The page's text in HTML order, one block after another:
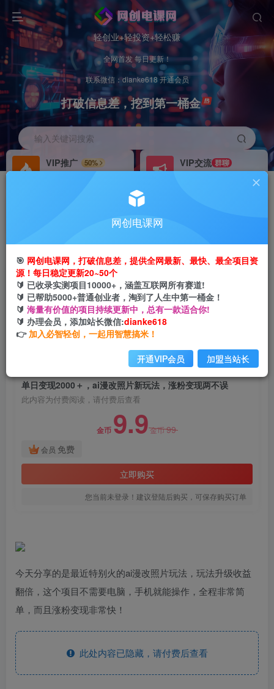
轻创业+轻投资+轻松赚
全网首发 每日更新！
联系微信：dianke618 开通会员
打破信息差，挖到第一桶金
输入关键词搜索
VIP推广
50%
VIP交流 群聊
研究探讨更多创业项目路子。
搭建同款网站，自己当老板
单日变现2000＋，ai漫改照片新玩法，涨粉变现两
不误
网创电课网
2年前发布
1220 79
单日变现2000＋，ai漫改照片新玩法，涨粉变现两不误
此内容为付费阅读，请付费后查看
金币 9.9金币99
会员 免费
立即购买
您当前未登录！建议登陆后购买，可保存购买订单
今天分享的是最近特别火的ai漫改照片玩法，玩法升级收益
翻倍，这个项目不需要电脑，手机就能操作，全程非常简
单，而且涨粉变现非常快！
此处内容已隐藏，请付费后查看
网创电课网
🎯 网创电课网，打破信息差，提供全网最新、最快、最全项目资
源！每日稳定更新20~50个
🔰 已收录实测项目10000+，涵盖互联网所有赛道!
🔰 已帮助5000+普通创业者，淘到了人生中第一桶金！
🔰 海量有价值的项目持续更新中，总有一款适合你!
🔰 办理会员，添加站长微信:dianke618
👉 加入必智轻创，一起用智慧搞米！
开通VIP会员 加盟当站长